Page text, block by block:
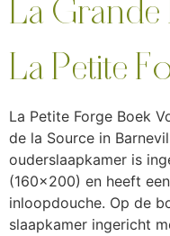
La Grande
La Petite
La Petite Forge Boek
de la Source in
ouderslaapkamer is
(160×200) en heeft
inloopdouche. Op de
slaapkamer ingericht